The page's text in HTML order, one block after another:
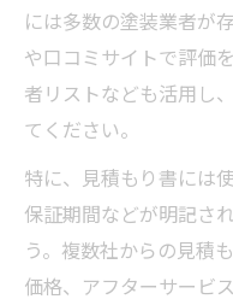
には多数の塗装業者が
や口コミサイトで評価
者リストなども活用し
てください。
特に、見積もり書には
保証期間などが明記さ
う。複数社からの見積
価格、アフターサービ